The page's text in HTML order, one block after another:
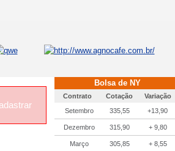
Bolsa de NY
Contrato Cotação
Variação
Setembro
335,55 +13,90
Dezembro 315,90 + 9,80
Março 305,85 + 8,55